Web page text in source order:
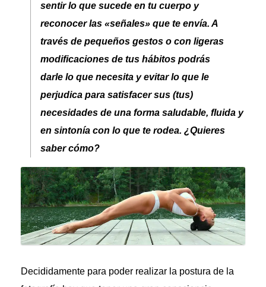
sentir lo que sucede en tu cuerpo y
reconocer las «señales» que te envía. A
través de pequeños gestos o con ligeras
modificaciones de tus hábitos podrás
darle lo que necesita y evitar lo que le
perjudica para satisfacer sus (tus)
necesidades de una forma saludable, fluida y
en sintonía con lo que te rodea. ¿Quieres
saber cómo?
Decididamente para poder realizar la postura de la